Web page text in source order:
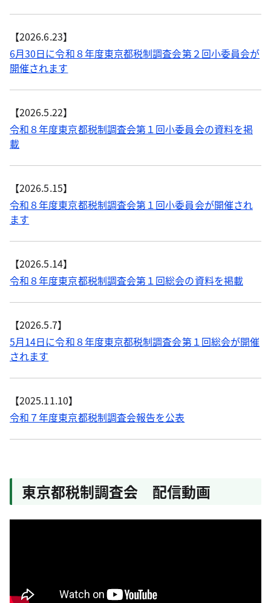
【2026.6.23】
6月30日に令和８年度東京都税制調査会第２回小委員会が
開催されます
【2026.5.22】
令和８年度東京都税制調査会第１回小委員会の資料を掲
載
【2026.5.15】
令和８年度東京都税制調査会第１回小委員会が開催され
ます
【2026.5.14】
令和８年度東京都税制調査会第１回総会の資料を掲載
【2026.5.7】
5月14日に令和８年度東京都税制調査会第１回総会が開催
されます
【2025.11.10】
令和７年度東京都税制調査会報告を公表
東京都税制調査会 配信動画